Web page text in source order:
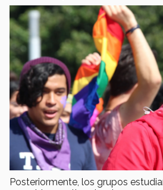
Posteriormente, los grupos